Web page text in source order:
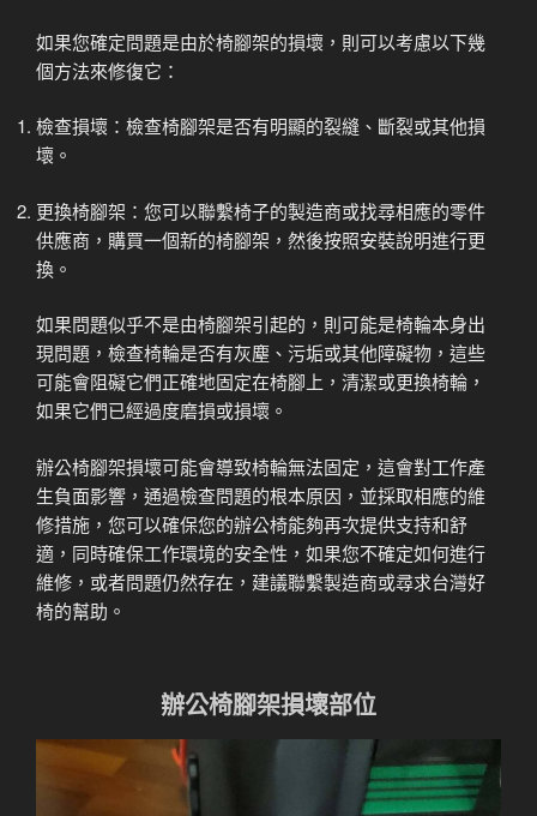
如果您確定問題是由於椅腳架的損壞，則可以考慮以下幾
個方法來修復它：
檢查損壞：檢查椅腳架是否有明顯的裂縫、斷裂或其他損
壞。
更換椅腳架：您可以聯繫椅子的製造商或找尋相應的零件
供應商，購買一個新的椅腳架，然後按照安裝說明進行更
換。
如果問題似乎不是由椅腳架引起的，則可能是椅輪本身出
現問題，檢查椅輪是否有灰塵、污垢或其他障礙物，這些
可能會阻礙它們正確地固定在椅腳上，清潔或更換椅輪，
如果它們已經過度磨損或損壞。
辦公椅腳架損壞可能會導致椅輪無法固定，這會對工作產
生負面影響，通過檢查問題的根本原因，並採取相應的維
修措施，您可以確保您的辦公椅能夠再次提供支持和舒
適，同時確保工作環境的安全性，如果您不確定如何進行
維修，或者問題仍然存在，建議聯繫製造商或尋求台灣好
椅的幫助。
辦公椅腳架損壞部位